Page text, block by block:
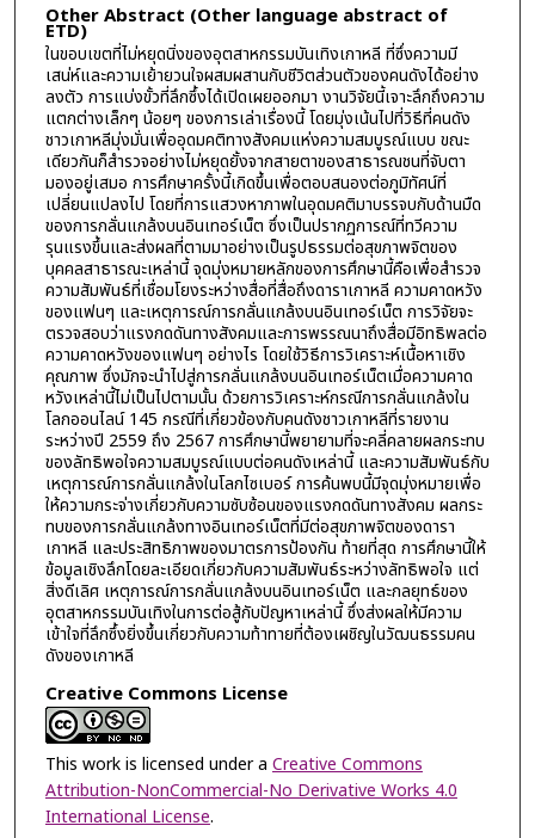
Other Abstract (Other language abstract of
ETD)
ในขอบเขตที่ไม่หยุดนิ่งของอุตสาหกรรมบันเทิงเกาหลี ที่ซึ่งความมี
เสน่ห์และความเย้ายวนใจผสมผสานกับชีวิตส่วนตัวของคนดังได้อย่าง
ลงตัว การแบ่งขั้วที่ลึกซึ้งได้เปิดเผยออกมา งานวิจัยนี้เจาะลึกถึงความ
แตกต่างเล็กๆ น้อยๆ ของการเล่าเรื่องนี้ โดยมุ่งเน้นไปที่วิธีที่คนดัง
ชาวเกาหลีมุ่งมั่นเพื่ออุดมคติทางสังคมแห่งความสมบูรณ์แบบ ขณะ
เดียวกันก็สำรวจอย่างไม่หยุดยั้งจากสายตาของสาธารณชนที่จับตา
มองอยู่เสมอ การศึกษาครั้งนี้เกิดขึ้นเพื่อตอบสนองต่อภูมิทัศน์ที่
เปลี่ยนแปลงไป โดยที่การแสวงหาภาพในอุดมคติมาบรรจบกับด้านมืด
ของการกลั่นแกล้งบนอินเทอร์เน็ต ซึ่งเป็นปรากฏการณ์ที่ทวีความ
รุนแรงขึ้นและส่งผลที่ตามมาอย่างเป็นรูปธรรมต่อสุขภาพจิตของ
บุคคลสาธารณะเหล่านี้ จุดมุ่งหมายหลักของการศึกษานี้คือเพื่อสำรวจ
ความสัมพันธ์ที่เชื่อมโยงระหว่างสื่อที่สื่อถึงดาราเกาหลี ความคาดหวัง
ของแฟนๆ และเหตุการณ์การกลั่นแกล้งบนอินเทอร์เน็ต การวิจัยจะ
ตรวจสอบว่าแรงกดดันทางสังคมและการพรรณนาถึงสื่อมีอิทธิพลต่อ
ความคาดหวังของแฟนๆ อย่างไร โดยใช้วิธีการวิเคราะห์เนื้อหาเชิง
คุณภาพ ซึ่งมักจะนำไปสู่การกลั่นแกล้งบนอินเทอร์เน็ตเมื่อความคาด
หวังเหล่านี้ไม่เป็นไปตามนั้น ด้วยการวิเคราะห์กรณีการกลั่นแกล้งใน
โลกออนไลน์ 145 กรณีที่เกี่ยวข้องกับคนดังชาวเกาหลีที่รายงาน
ระหว่างปี 2559 ถึง 2567 การศึกษานี้พยายามที่จะคลี่คลายผลกระทบ
ของลัทธิพอใจความสมบูรณ์แบบต่อคนดังเหล่านี้ และความสัมพันธ์กับ
เหตุการณ์การกลั่นแกล้งในโลกไซเบอร์ การค้นพบนี้มีจุดมุ่งหมายเพื่อ
ให้ความกระจ่างเกี่ยวกับความซับซ้อนของแรงกดดันทางสังคม ผลกระ
ทบของการกลั่นแกล้งทางอินเทอร์เน็ตที่มีต่อสุขภาพจิตของดารา
เกาหลี และประสิทธิภาพของมาตรการป้องกัน ท้ายที่สุด การศึกษานี้ให้
ข้อมูลเชิงลึกโดยละเอียดเกี่ยวกับความสัมพันธ์ระหว่างลัทธิพอใจ แต่
สิ่งดีเลิศ เหตุการณ์การกลั่นแกล้งบนอินเทอร์เน็ต และกลยุทธ์ของ
อุตสาหกรรมบันเทิงในการต่อสู้กับปัญหาเหล่านี้ ซึ่งส่งผลให้มีความ
เข้าใจที่ลึกซึ้งยิ่งขึ้นเกี่ยวกับความท้าทายที่ต้องเผชิญในวัฒนธรรมคน
ดังของเกาหลี
Creative Commons License
This work is licensed under a Creative Commons
Attribution-NonCommercial-No Derivative Works 4.0
International License.